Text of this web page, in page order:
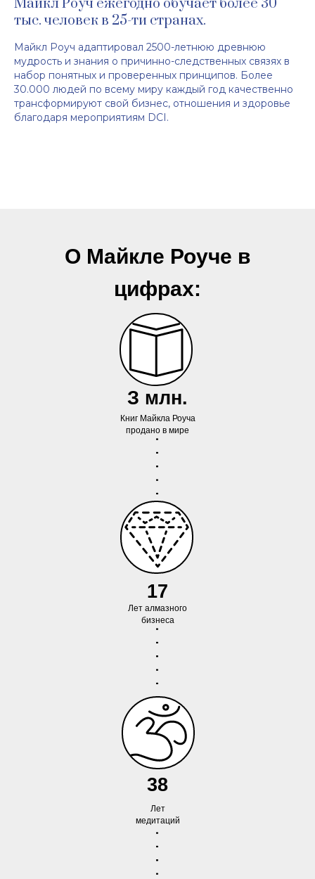
Майкл Роуч ежегодно обучает более 30
тыс. человек в 25-ти странах.
Майкл Роуч адаптировал 2500-летнюю древнюю
мудрость и знания о причинно-следственных связях в
набор понятных и проверенных принципов. Более
30.000 людей по всему миру каждый год качественно
трансформируют свой бизнес, отношения и здоровье
благодаря мероприятиям DCI.
З млн.
17
38
О Майкле Роуче в
цифрах:
Книг Майкла Роуча
продано в мире
Лет алмазного
бизнеса
Лет
медитаций